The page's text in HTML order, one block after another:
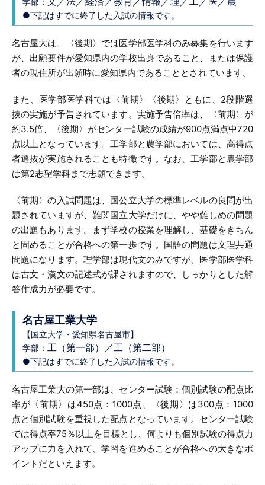
●下記はすでに終了した入試の情報です。
名古屋大は、〈後期〉では医学部医学科のみ募集を行います
が、出願要件が愛知県内の学校出身であること、または保護
者の現住所が出願時に愛知県内であることとされています。
また、医学部医学科では〈前期〉〈後期〉ともに、2段階選
抜の実施が予告されています。実施予告倍率は、〈前期〉が
約3.5倍、〈後期〉がセンター試験の成績が900点満点中720
点以上となっています。工学部と農学部においては、高得点
者選抜が実施されることも特徴です。なお、工学部と農学部
は第2志望学科まで志願できます。
〈前期〉の入試問題は、国公立大学の標準レベルの良問が出
題されていますが、難関国立大学だけに、やや難しめの問題
の出題もあります。まず学校の授業を理解し、基礎をきちん
と固めることが合格への第一歩です。国語の問題は文理共通
問題になります。理学部は現代文のみですが、医学部医学科
は古文・漢文の記述式が課されますので、しっかりとした解
答作成力が必要です。
名古屋工業大学
【国立大学・愛知県名古屋市】
学部： 工（第一部）／工（第二部）
●下記はすでに終了した入試の情報です。
名古屋工業大の第一部は、センター試験：個別試験の配点比
率が〈前期〉は450点：1000点、〈後期〉は300点：1000
点と個別試験を重視した配点となっています。センター試験
では得点率75％以上を目標とし、何よりも個別試験の得点力
アップに力を入れて、学習を進めることが合格への大きなポ
イントだといえます。